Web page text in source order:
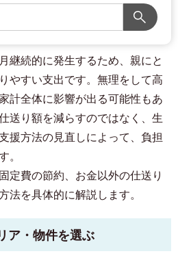
継続的に発生するため、親にと
やすい支出です。無理をして高
計全体に影響が出る可能性もあ
送り額を減らすのではなく、生
援方法の見直しによって、負担
。
定費の節約、お金以外の仕送り
法を具体的に解説します。
ア・物件を選ぶ